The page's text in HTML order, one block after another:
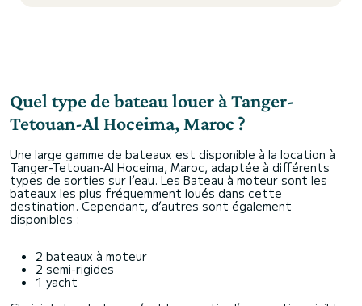
Quel type de bateau louer à Tanger-
Tetouan-Al Hoceima, Maroc ?
Une large gamme de bateaux est disponible à la location à
Tanger-Tetouan-Al Hoceima, Maroc, adaptée à différents
types de sorties sur l’eau. Les Bateau à moteur sont les
bateaux les plus fréquemment loués dans cette
destination. Cependant, d’autres sont également
disponibles :
2 bateaux à moteur
2 semi-rigides
1 yacht